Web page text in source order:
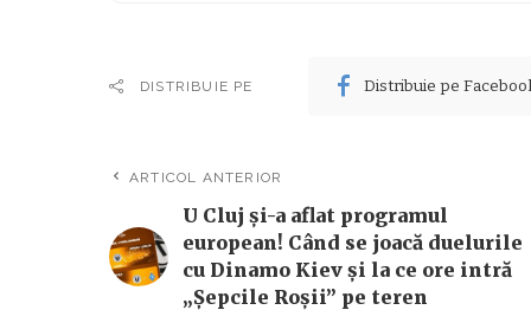
DISTRIBUIE PE Distribuie pe
ARTICOL ANTERIOR
U Cluj și-a aflat programul
european! Când se joacă duelurile
cu Dinamo Kiev și la ce ore intră
„Șepcile Roșii” pe teren